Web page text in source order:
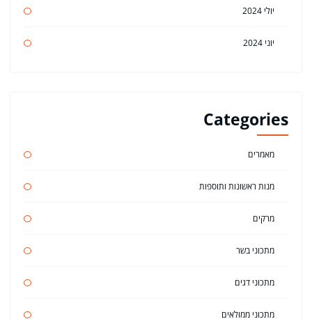
יולי 2024
יוני 2024
Categories
מאמרים
מנות ראשונות ותוספות
מרקים
מתכוני בשר
מתכוני דגים
מתכוני ממולאים